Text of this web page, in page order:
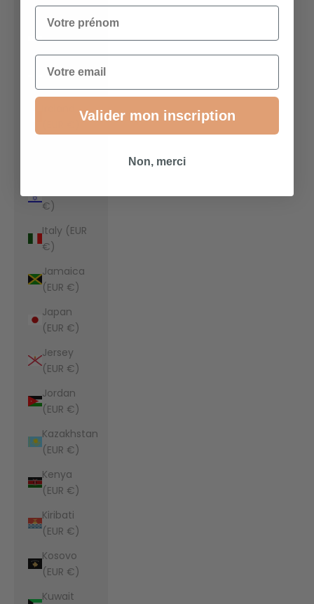
Indonesia
(EUR €)
Iraq (EUR
€)
Italy (EUR
€)
Jamaica
(EUR €)
Japan
(EUR €)
Jersey
(EUR €)
Jordan
(EUR €)
Kazakhstan
(EUR €)
Kenya
(EUR €)
Kiribati
(EUR €)
Kosovo
(EUR €)
Kuwait
Votre prénom
Email
Valider mon inscription
Non, merci